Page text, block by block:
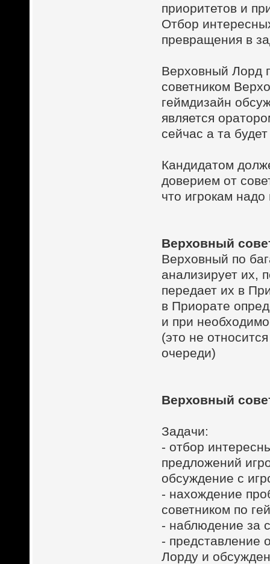
приоритетов и
Отбор
превращения в
Верховный Лорд
советником
геймдизайн
является
сейчас а та
Кандидатом
доверием от
что игрокам
Верховный
Верховный по
анализирует их,
передает их в
в Приорате
и при
(это не
очереди)
Верховный
Задачи:
- отбор
предложений
обсуждение с
- нахождение
советником по
- наблюдение за
- представление
Лорду и